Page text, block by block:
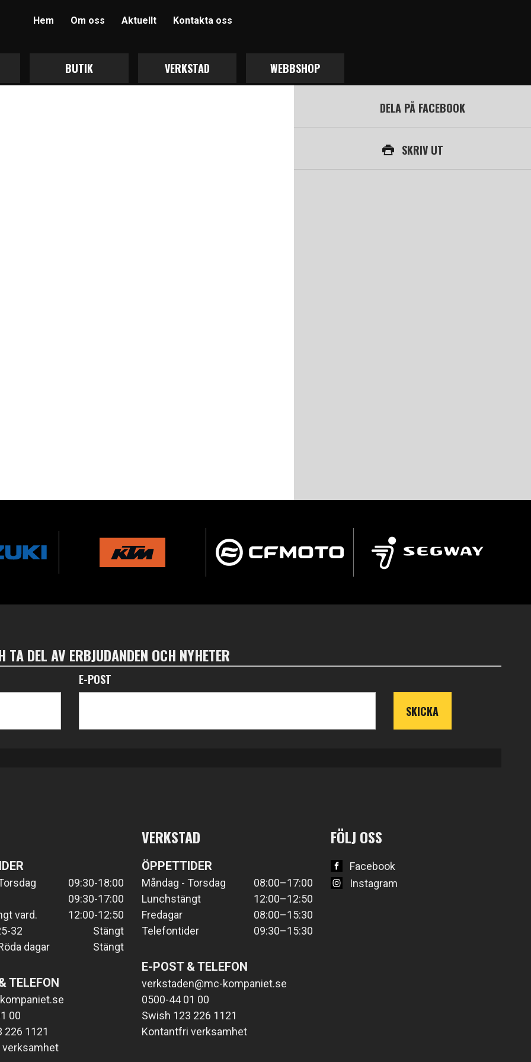
Hem Om oss Aktuellt Kontakta oss
BUTIK VERKSTAD WEBBSHOP
DELA PÅ FACEBOOK
SKRIV UT
DEL AV ERBJUDANDEN OCH NYHETER
E-POST
09:30-18:00
09:30-17:00
vard.
12:00-12:50
32
Stängt
dagar
Stängt
TELEFON
00
226 1121
VERKSTAD
ÖPPETTIDER
Måndag - Torsdag
08:00–17:00
Lunchstängt
12:00–12:50
Fredagar
08:00–15:30
Telefontider
09:30–15:30
E-POST & TELEFON
verkstaden@mc-kompaniet.se
0500-44 01 00
Swish 123 226 1121
Kontantfri verksamhet
FÖLJ OSS
Facebook
Instagram